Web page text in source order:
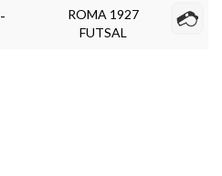
-
ROMA 1927
FUTSAL